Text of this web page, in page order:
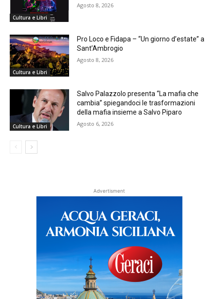
Cultura e Libri
Agosto 8, 2026
Cultura e Libri
Pro Loco e Fidapa – “Un giorno d’estate” a
Sant’Ambrogio
Agosto 8, 2026
Cultura e Libri
Salvo Palazzolo presenta “La mafia che
cambia” spiegandoci le trasformazioni
della mafia insieme a Salvo Piparo
Agosto 6, 2026
Advertisment